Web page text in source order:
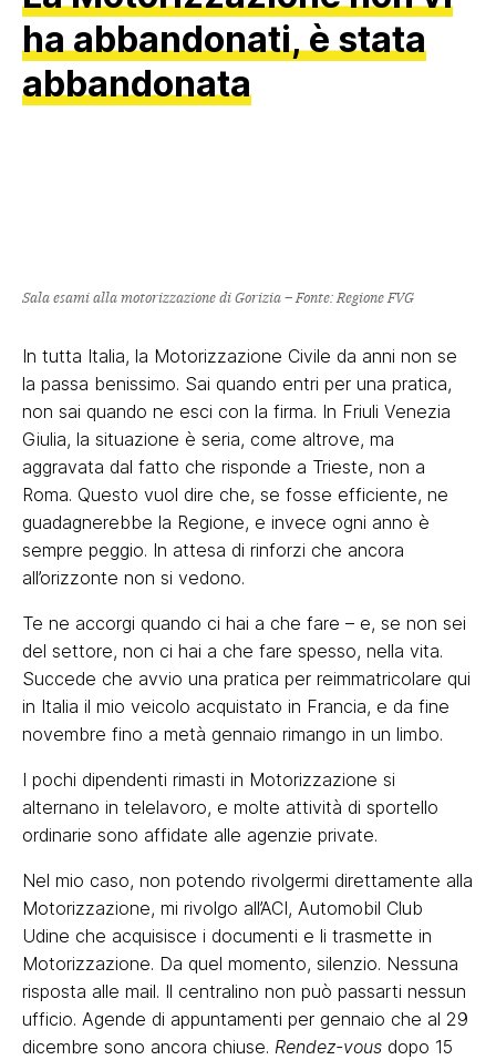
ha abbandonati, è stata
abbandonata
Sala esami alla motorizzazione di Gorizia– Fonte: Regione FVG
In tutta Italia, la Motorizzazione Civile da anni non se
la passa benissimo. Sai quando entri per una pratica,
non sai quando ne esci con la firma. In Friuli Venezia
Giulia, la situazione è seria, come altrove, ma
aggravata dal fatto che risponde a Trieste, non a
Roma. Questo vuol dire che, se fosse efficiente, ne
guadagnerebbe la Regione, e invece ogni anno è
sempre peggio. In attesa di rinforzi che ancora
all’orizzonte non si vedono.
Te ne accorgi quando ci hai a che fare – e, se non sei
del settore, non ci hai a che fare spesso, nella vita.
Succede che avvio una pratica per reimmatricolare qui
in Italia il mio veicolo acquistato in Francia, e da fine
novembre fino a metà gennaio rimango in un limbo.
I pochi dipendenti rimasti in Motorizzazione si
alternano in telelavoro, e molte attività di sportello
ordinarie sono affidate alle agenzie private.
Nel mio caso, non potendo rivolgermi direttamente alla
Motorizzazione, mi rivolgo all’ACI, Automobil Club
Udine che acquisisce i documenti e li trasmette in
Motorizzazione. Da quel momento, silenzio. Nessuna
risposta alle mail. Il centralino non può passarti nessun
ufficio. Agende di appuntamenti per gennaio che al 29
dicembre sono ancora chiuse. Rendez-vous dopo 15